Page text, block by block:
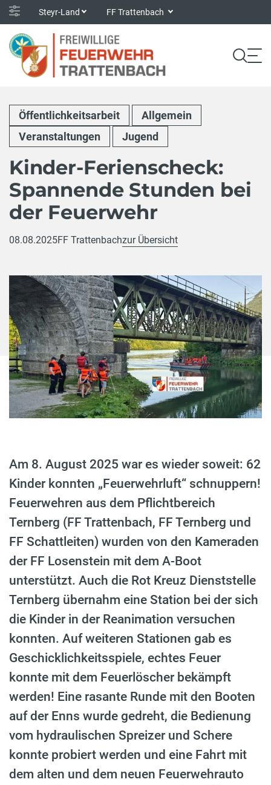
Steyr-Land FF Trattenbach
Öffentlichkeitsarbeit
Allgemein
Veranstaltungen
Jugend
Kinder-Ferienscheck:
Spannende Stunden bei
der Feuerwehr
08.08.2025FF Trattenbachzur Übersicht
Am 8. August 2025 war es wieder soweit: 62
Kinder konnten „Feuerwehrluft“ schnuppern!
Feuerwehren aus dem Pflichtbereich
Ternberg (FF Trattenbach, FF Ternberg und
FF Schattleiten) wurden von den Kameraden
der FF Losenstein mit dem A-Boot
unterstützt. Auch die Rot Kreuz Dienststelle
Ternberg übernahm eine Station bei der sich
die Kinder in der Reanimation versuchen
konnten. Auf weiteren Stationen gab es
Geschicklichkeitsspiele, echtes Feuer
konnte mit dem Feuerlöscher bekämpft
werden! Eine rasante Runde mit den Booten
auf der Enns wurde gedreht, die Bedienung
vom hydraulischen Spreizer und Schere
konnte probiert werden und eine Fahrt mit
dem alten und dem neuen Feuerwehrauto